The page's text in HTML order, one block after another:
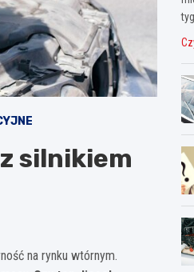
silnikiem
na rynku wtórnym.